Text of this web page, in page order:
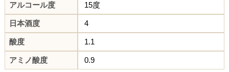
アルコール度 15度
日本酒度 4
酸度 1.1
アミノ酸度 0.9